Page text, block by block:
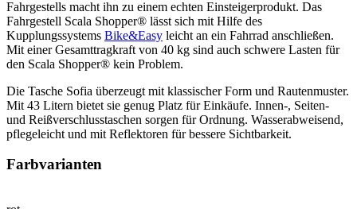
Fahrgestells macht ihn zu einem echten Einsteigerprodukt. Das
Fahrgestell Scala Shopper® lässt sich mit Hilfe des
Kupplungssystems Bike&Easy leicht an ein Fahrrad anschließen.
Mit einer Gesamttragkraft von 40 kg sind auch schwere Lasten für
den Scala Shopper® kein Problem.
Die Tasche Sofia überzeugt mit klassischer Form und Rautenmuster.
Mit 43 Litern bietet sie genug Platz für Einkäufe. Innen-, Seiten-
und Reißverschlusstaschen sorgen für Ordnung. Wasserabweisend,
pflegeleicht und mit Reflektoren für bessere Sichtbarkeit.
Farbvarianten